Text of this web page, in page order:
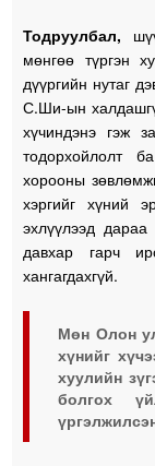
Тодруулбал,
мөнгөө түргэн
дүүргийн нутаг
С.Ши-ын
хүчиндэнэ гэж
тодорхойлолт
хорооны
хэргийг хүний
эхлүүлээд
давхар гарч
хангагдахгүй.
Мөн Олон
хүнийг
хуулийн
болгох